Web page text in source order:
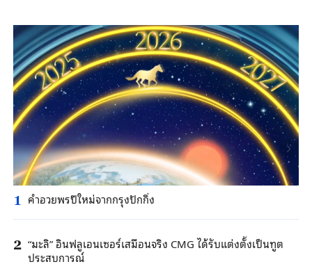
1 คำอวยพรปีใหม่จากกรุงปักกิ่ง
2 “มะลิ” อินฟลูเอนเซอร์เสมือนจริง CMG ได้รับแต่งตั้งเป็นทูต
ประสบการณ์